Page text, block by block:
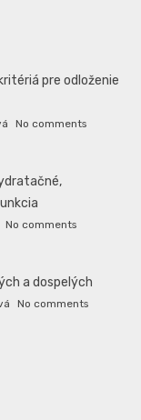
pre odloženie
No comments
No comments
a dospelých
No comments